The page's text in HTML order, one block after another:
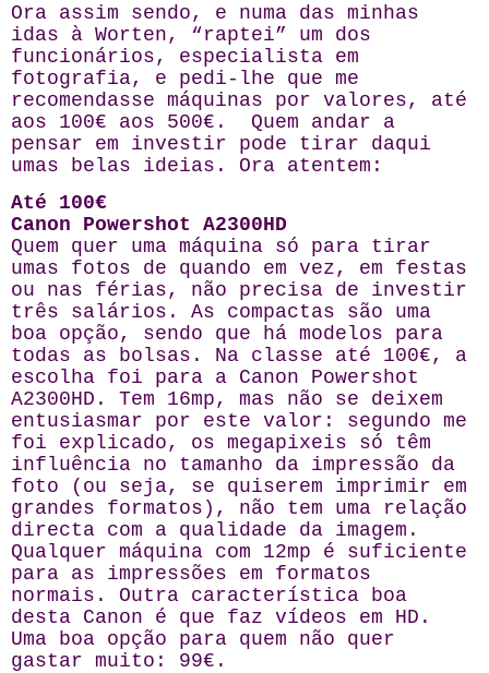
Ora assim sendo, e numa das minhas
idas à Worten, “raptei” um dos
funcionários, especialista em
fotografia, e pedi-lhe que me
recomendasse máquinas por valores, até
aos 100€ aos 500€. Quem andar a
pensar em investir pode tirar daqui
umas belas ideias. Ora atentem:
Até 100€
Canon Powershot A2300HD
Quem quer uma máquina só para tirar
umas fotos de quando em vez, em festas
ou nas férias, não precisa de investir
três salários. As compactas são uma
boa opção, sendo que há modelos para
todas as bolsas. Na classe até 100€, a
escolha foi para a Canon Powershot
A2300HD. Tem 16mp, mas não se deixem
entusiasmar por este valor: segundo me
foi explicado, os megapixeis só têm
influência no tamanho da impressão da
foto (ou seja, se quiserem imprimir em
grandes formatos), não tem uma relação
directa com a qualidade da imagem.
Qualquer máquina com 12mp é suficiente
para as impressões em formatos
normais. Outra característica boa
desta Canon é que faz vídeos em HD.
Uma boa opção para quem não quer
gastar muito: 99€.